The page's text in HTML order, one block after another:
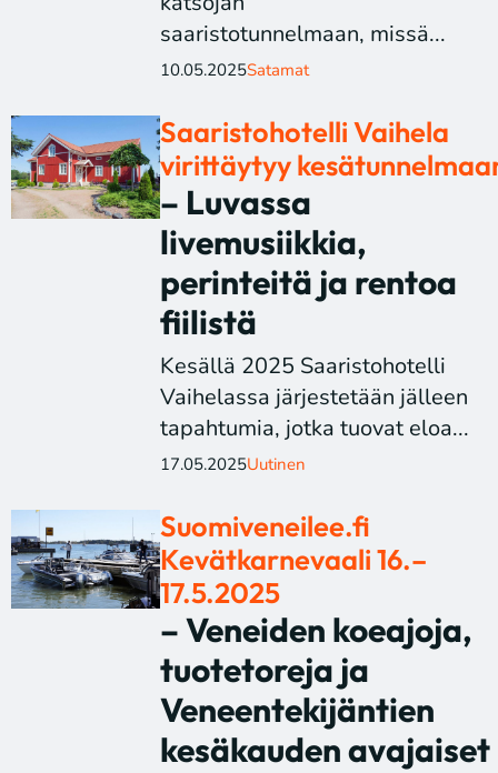
saaristotunnelmaan, missä...
10.05.2025Satamat
Saaristohotelli Vaihela
virittäytyy
– Luvassa
livemusiikkia,
perinteitä ja rentoa
fiilistä
Kesällä 2025 Saaristohotelli
Vaihelassa järjestetään jälleen
tapahtumia, jotka tuovat eloa...
17.05.2025Uutinen
Suomiveneilee.fi
Kevätkarnevaali 16.–
17.5.2025
– Veneiden koeajoja,
tuotetoreja ja
Veneentekijäntien
kesäkauden avajaiset